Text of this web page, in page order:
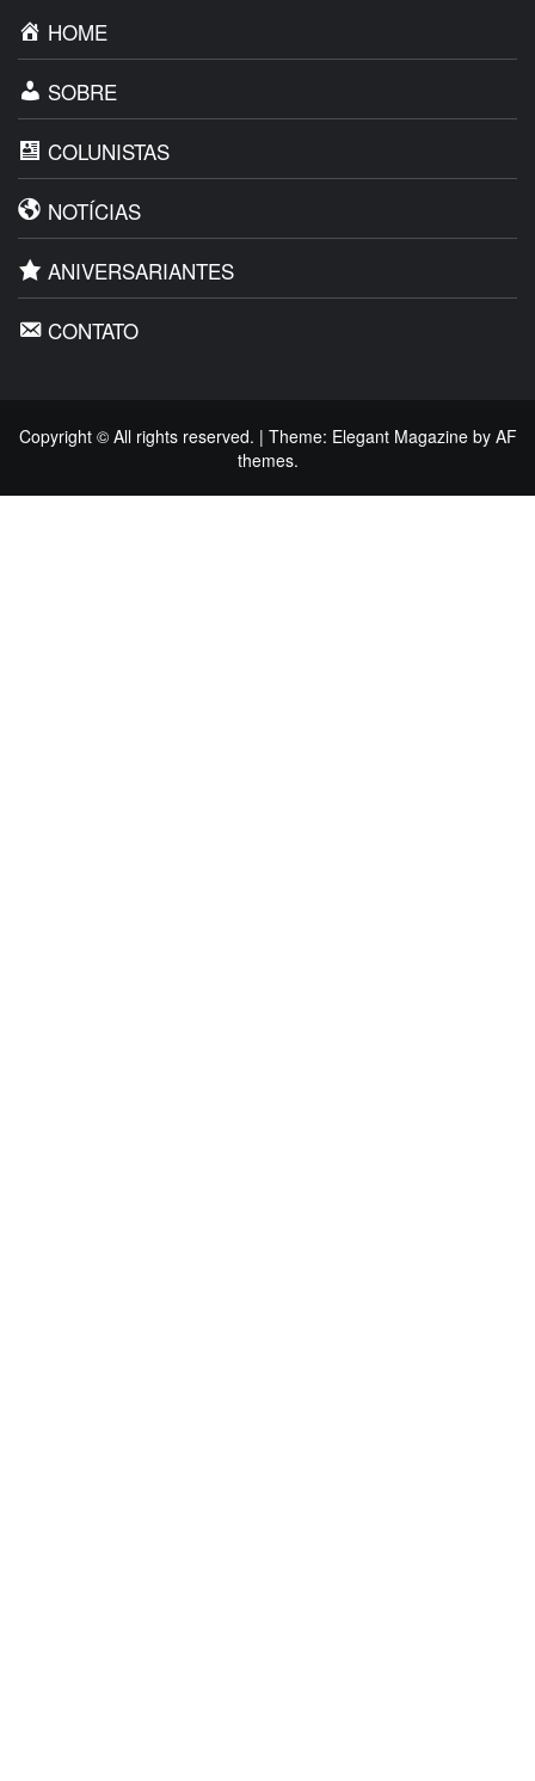
HOME
SOBRE
COLUNISTAS
NOTÍCIAS
ANIVERSARIANTES
CONTATO
Copyright © All rights reserved. | Theme: Elegant Magazineby AF
themes.